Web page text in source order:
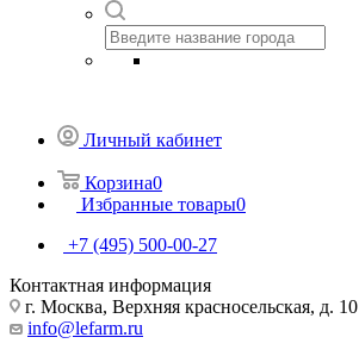
Личный кабинет
Корзина0
Избранные товары0
+7 (495) 500-00-27
Контактная информация
г. Москва, Верхняя красносельская, д. 10
info@lefarm.ru